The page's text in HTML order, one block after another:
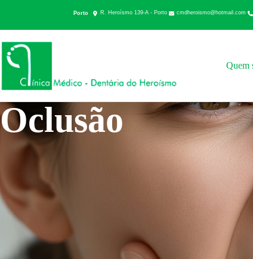
Porto R. Heroísmo 139-A - Porto cmdheroismo@hotmail.com
Quem
Oclusão